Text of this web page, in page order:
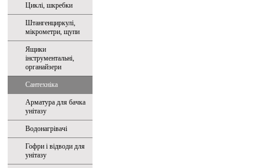
Циклі, шкребки
Штангенциркулі,
мікрометри, щупи
Ящики
інструментальні,
органайзери
Сантехніка
Арматура для бачка
унітазу
Водонагрівачі
Гофри і відводи для
унітазу